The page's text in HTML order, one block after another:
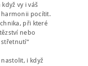
vy i váš
pocítit.
při které
nebo
i když